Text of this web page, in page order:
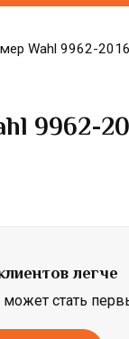
Babyliss
Wahl 9962-
9962-
легче
стать